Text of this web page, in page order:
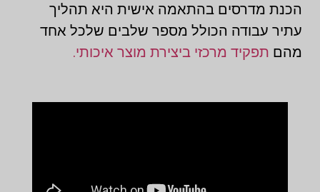
הכנת מדרסים בהתאמה אישית היא תהליך
עתיר עבודה הכולל מספר שלבים שלכל אחד
מהם תפקיד מרכזי ביצירת מוצר איכותי.